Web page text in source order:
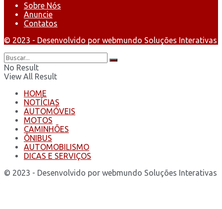
Sobre Nós
Anuncie
Contatos
© 2023 - Desenvolvido por webmundo Soluções Interativas
No Result
View All Result
HOME
NOTÍCIAS
AUTOMÓVEIS
MOTOS
CAMINHÕES
ÔNIBUS
AUTOMOBILISMO
DICAS E SERVIÇOS
© 2023 - Desenvolvido por webmundo Soluções Interativas